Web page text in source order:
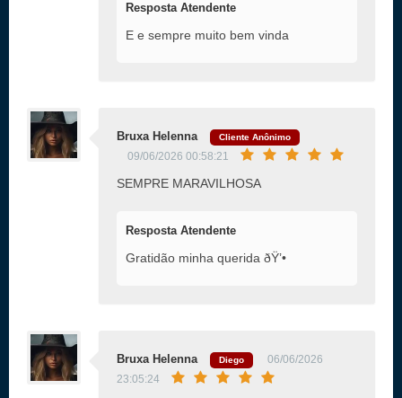
Resposta Atendente
E e sempre muito bem vinda
Bruxa Helenna Cliente Anônimo
09/06/2026 00:58:21
SEMPRE MARAVILHOSA
Resposta Atendente
Gratidão minha querida ðŸ’•
Bruxa Helenna Diego
06/06/2026
23:05:24